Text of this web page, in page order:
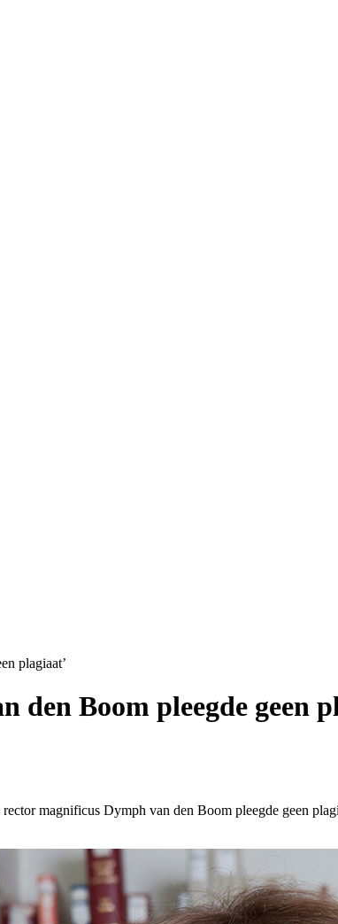
plagiaat’
den Boom pleegde geen
magnificus Dymph van den Boom pleegde geen